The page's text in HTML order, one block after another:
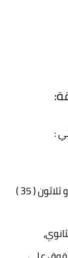
:
عدم تجاوز سن المترشح خمسة و ثلاثون ( 35 )